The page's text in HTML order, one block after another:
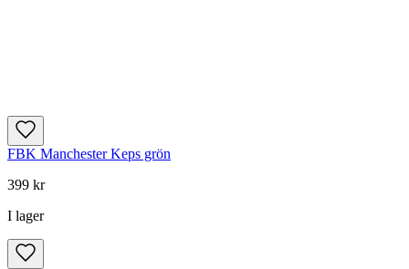
FBK Manchester Keps grön
399 kr
I lager